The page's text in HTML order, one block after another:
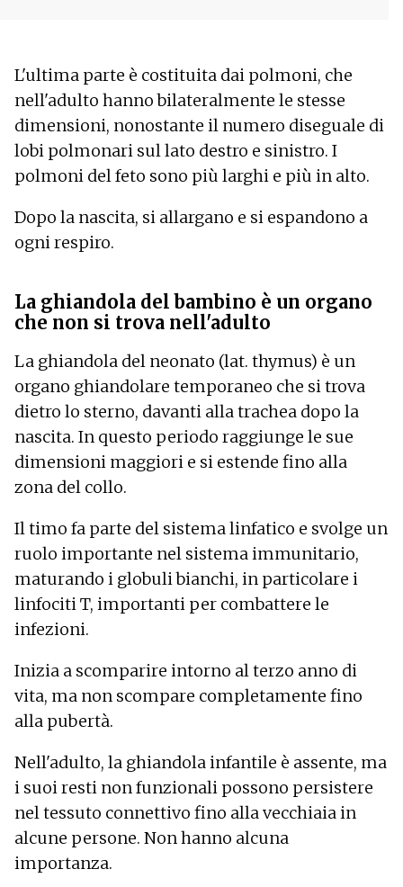
L'ultima parte è costituita dai polmoni, che
nell'adulto hanno bilateralmente le stesse
dimensioni, nonostante il numero diseguale di
lobi polmonari sul lato destro e sinistro. I
polmoni del feto sono più larghi e più in alto.
Dopo la nascita, si allargano e si espandono a
ogni respiro.
La ghiandola del bambino è un organo
che non si trova nell'adulto
La ghiandola del neonato (lat. thymus) è un
organo ghiandolare temporaneo che si trova
dietro lo sterno, davanti alla trachea dopo la
nascita. In questo periodo raggiunge le sue
dimensioni maggiori e si estende fino alla
zona del collo.
Il timo fa parte del sistema linfatico e svolge un
ruolo importante nel sistema immunitario,
maturando i globuli bianchi, in particolare i
linfociti T, importanti per combattere le
infezioni.
Inizia a scomparire intorno al terzo anno di
vita, ma non scompare completamente fino
alla pubertà.
Nell'adulto, la ghiandola infantile è assente, ma
i suoi resti non funzionali possono persistere
nel tessuto connettivo fino alla vecchiaia in
alcune persone. Non hanno alcuna
importanza.